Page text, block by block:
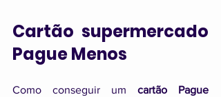
Cartão supermercado
Pague Menos
Como conseguir um cartão Pague